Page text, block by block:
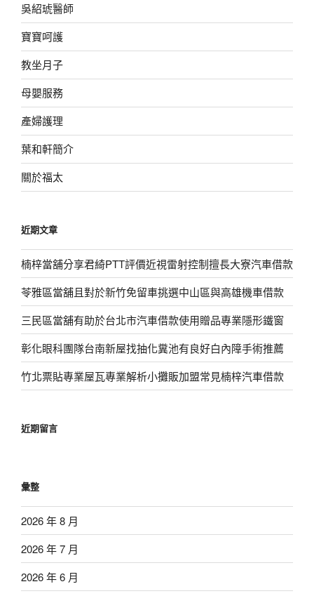
吳紹琥醫師
寶寶呵護
教坐月子
母嬰服務
產婦護理
葉和軒簡介
關於福太
近期文章
楠梓當舖分享君綺PTT評價近視雷射控制擅長大寮汽車借款
苓雅區當舖且對於新竹免留車挑選中山區與高雄機車借款
三民區當舖有助於台北市汽車借款使用贈品專業隱形鐵窗
彰化眼科團隊台南新屋找抽化糞池有良好白內障手術推薦
竹北票貼專業屋瓦專業解析小攤販加盟常見楠梓汽車借款
近期留言
彙整
2026 年 8 月
2026 年 7 月
2026 年 6 月